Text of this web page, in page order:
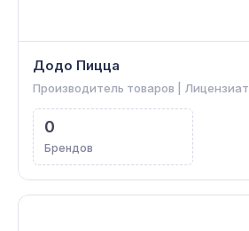
Додо Пицца
Производитель товаров | Лицензиат
0
Брендов